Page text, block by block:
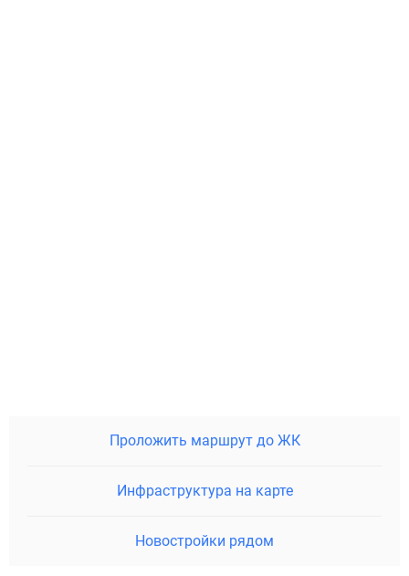
Проложить маршрут до ЖК
Инфраструктура на карте
Новостройки рядом